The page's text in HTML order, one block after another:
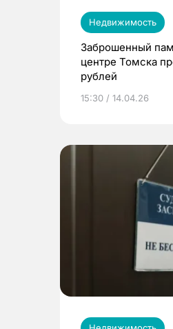
Недвижимость
Заброшенный
центре Томска
рублей
15:30 / 14.04.26